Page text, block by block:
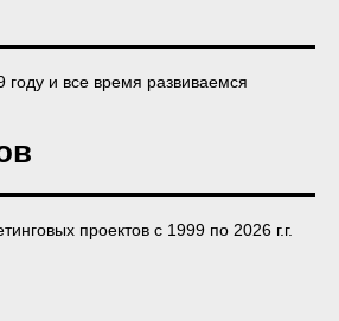
году и все время развиваемся
проектов с 1999 по 2026 г.г.